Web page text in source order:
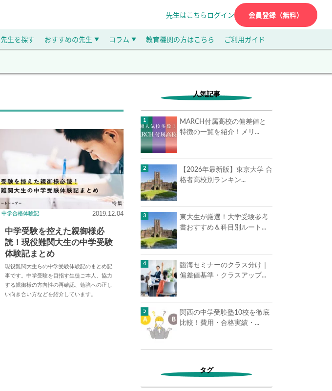
先生はこちら ログイン 会員登録（無料）
先生を探す おすすめの先生 ▼ コラム ▼ 教育機関の方はこちら ご利用ガイド
中学合格体験記 2019.12.04
中学受験を控えた親御様必
読！現役難関大生の中学受験
体験記まとめ
現役難関大生らの中学受験体験記のまとめ記
事です。中学受験を目指す生徒ご本人、協力
する親御様の方向性の再確認、勉強への正し
い向き合い方などを紹介しています。
人気記事
MARCH付属高校の偏差値と
特徴の一覧を紹介！メリ...
【2026年最新版】東京大学 合
格者高校別ランキン...
東大生が厳選！大学受験参考
書おすすめ＆科目別ルート...
臨海セミナーのクラス分け｜
偏差値基準・クラスアップ...
関西の中学受験塾10校を徹底
比較！費用・合格実績・...
タグ